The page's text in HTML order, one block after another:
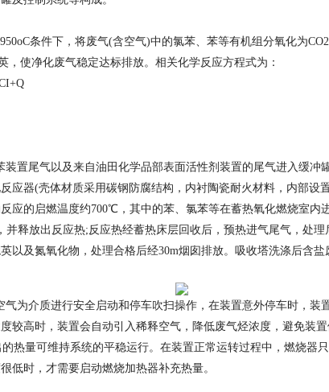
条件下，将废气(含空气)中的氯苯、苯等有机组分氧化为
，使净化废气稳定达标排放。相关化学反应方程式为：
置尾气以及来自油田化学品部表面活性剂装置的尾气进入缓冲
应器(壳体材质采用碳钢防腐结构，内衬陶瓷耐火材料，内部设
应的启燃温度约700℃，其中的苯、氯苯等在蓄热氧化燃烧室内
并释放出反应热;反应热经蓄热床层回收后，预热进气尾气，处理
以及氮氧化物，处理合格后经30m烟囱排放。吸收塔洗涤后含
为介质进行安全启动和停车吹扫操作，在装置意外停车时，装
较高时，装置会自动引入稀释空气，降低废气烃浓度，避免装置
热量可维持系统的平稳运行。在装置正常运转过程中，燃烧器
低时，才需要启动燃烧加热器补充热量。